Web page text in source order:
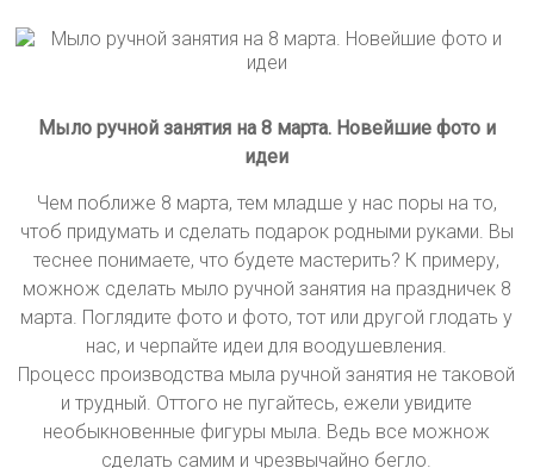
Мыло ручной занятия на 8 марта. Новейшие фото и
идеи
Чем поближе 8 марта, тем младше у нас поры на то,
чтоб придумать и сделать подарок родными руками. Вы
теснее понимаете, что будете мастерить? К примеру,
можнож сделать мыло ручной занятия на праздничек 8
марта. Поглядите фото и фото, тот или другой глодать у
нас, и черпайте идеи для воодушевления.
Процесс производства мыла ручной занятия не таковой
и трудный. Оттого не пугайтесь, ежели увидите
необыкновенные фигуры мыла. Ведь все можнож
сделать самим и чрезвычайно бегло.